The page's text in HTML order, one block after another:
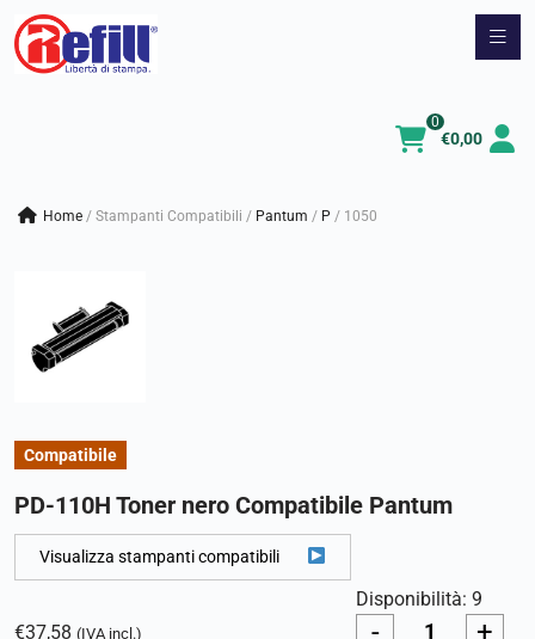
Vai
€0,00
0
Home / Stampanti Compatibili / pantum / p / 1050
Compatibile
PD-110H Toner nero Compatibile Pantum
Visualizza stampanti compatibili
€37,58 (IVA incl.)
Disponibilità: 9
- +